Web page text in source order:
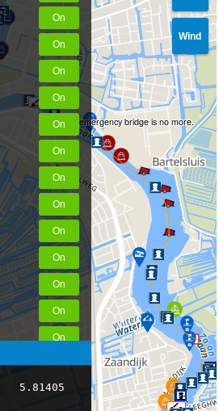
5.81405
Wind
The emergency bridge is no more.